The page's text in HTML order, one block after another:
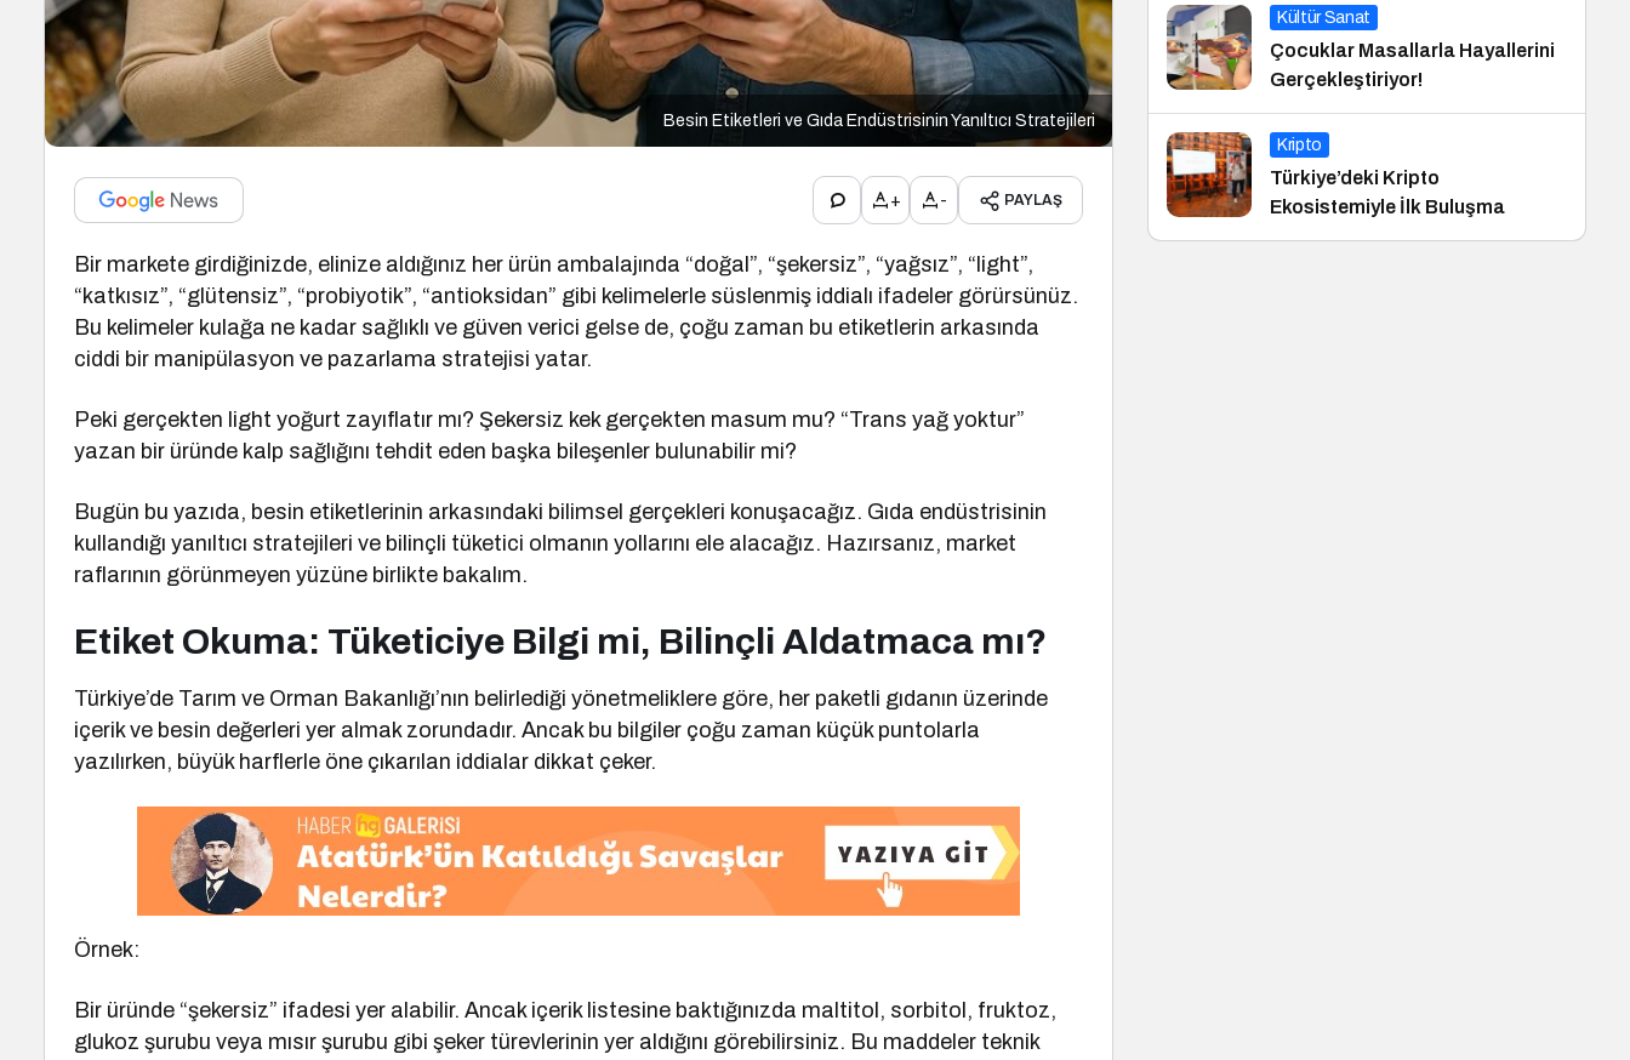
Besin Etiketleri ve Gıda Endüstrisinin Yanıltıcı Stratejileri
+ - PAYLAŞ
Bir markete girdiğinizde, elinize aldığınız her ürün ambalajında “doğal”, “şekersiz”, “yağsız”, “light”,
“katkısız”, “glütensiz”, “probiyotik”, “antioksidan” gibi kelimelerle süslenmiş iddialı ifadeler görürsünüz.
Bu kelimeler kulağa ne kadar sağlıklı ve güven verici gelse de, çoğu zaman bu etiketlerin arkasında
ciddi bir manipülasyon ve pazarlama stratejisi yatar.
Peki gerçekten light yoğurt zayıflatır mı? Şekersiz kek gerçekten masum mu? “Trans yağ yoktur”
yazan bir üründe kalp sağlığını tehdit eden başka bileşenler bulunabilir mi?
Bugün bu yazıda, besin etiketlerinin arkasındaki bilimsel gerçekleri konuşacağız. Gıda endüstrisinin
kullandığı yanıltıcı stratejileri ve bilinçli tüketici olmanın yollarını ele alacağız. Hazırsanız, market
raflarının görünmeyen yüzüne birlikte bakalım.
Etiket Okuma: Tüketiciye Bilgi mi, Bilinçli Aldatmaca mı?
Türkiye’de Tarım ve Orman Bakanlığı’nın belirlediği yönetmeliklere göre, her paketli gıdanın üzerinde
içerik ve besin değerleri yer almak zorundadır. Ancak bu bilgiler çoğu zaman küçük puntolarla
yazılırken, büyük harflerle öne çıkarılan iddialar dikkat çeker.
Örnek:
Bir üründe “şekersiz” ifadesi yer alabilir. Ancak içerik listesine baktığınızda maltitol, sorbitol, fruktoz,
glukoz şurubu veya mısır şurubu gibi şeker türevlerinin yer aldığını görebilirsiniz. Bu maddeler teknik
Kültür Sanat
Çocuklar Masallarla Hayallerini
Gerçekleştiriyor!
Kripto
Türkiye’deki Kripto
Ekosistemiyle İlk Buluşma